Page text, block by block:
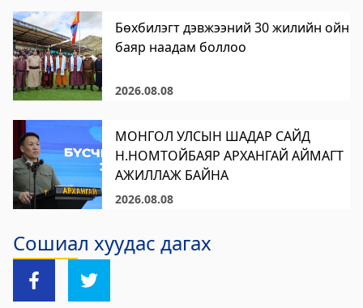
Бөхбилэгт дэвжээний 30 жилийн ойн
баяр наадам боллоо
2026.08.08
МОНГОЛ УЛСЫН ШАДАР САЙД
Н.НОМТОЙБАЯР АРХАНГАЙ АЙМАГТ
АЖИЛЛАЖ БАЙНА
2026.08.08
Сошиал хуудас дагах